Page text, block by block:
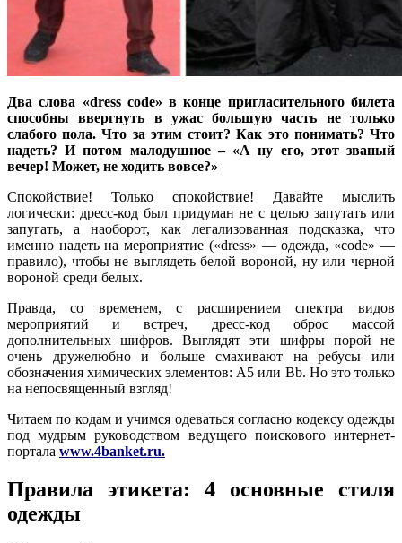
Два слова «dress code» в конце пригласительного билета
способны ввергнуть в ужас большую часть не только
слабого пола. Что за этим стоит? Как это понимать? Что
надеть? И потом малодушное – «А ну его, этот званый
вечер! Может, не ходить вовсе?»
Спокойствие! Только спокойствие! Давайте мыслить
логически: дресс-код был придуман не с целью запутать или
запугать, а наоборот, как легализованная подсказка, что
именно надеть на мероприятие («dress» — одежда, «code» —
правило), чтобы не выглядеть белой вороной, ну или черной
вороной среди белых.
Правда, со временем, с расширением спектра видов
мероприятий и встреч, дресс-код оброс массой
дополнительных шифров. Выглядят эти шифры порой не
очень дружелюбно и больше смахивают на ребусы или
обозначения химических элементов: А5 или Bb. Но это только
на непосвященный взгляд!
Читаем по кодам и учимся одеваться согласно кодексу одежды
под мудрым руководством ведущего поискового интернет-
портала www.4banket.ru.
Правила этикета: 4 основные стиля
одежды